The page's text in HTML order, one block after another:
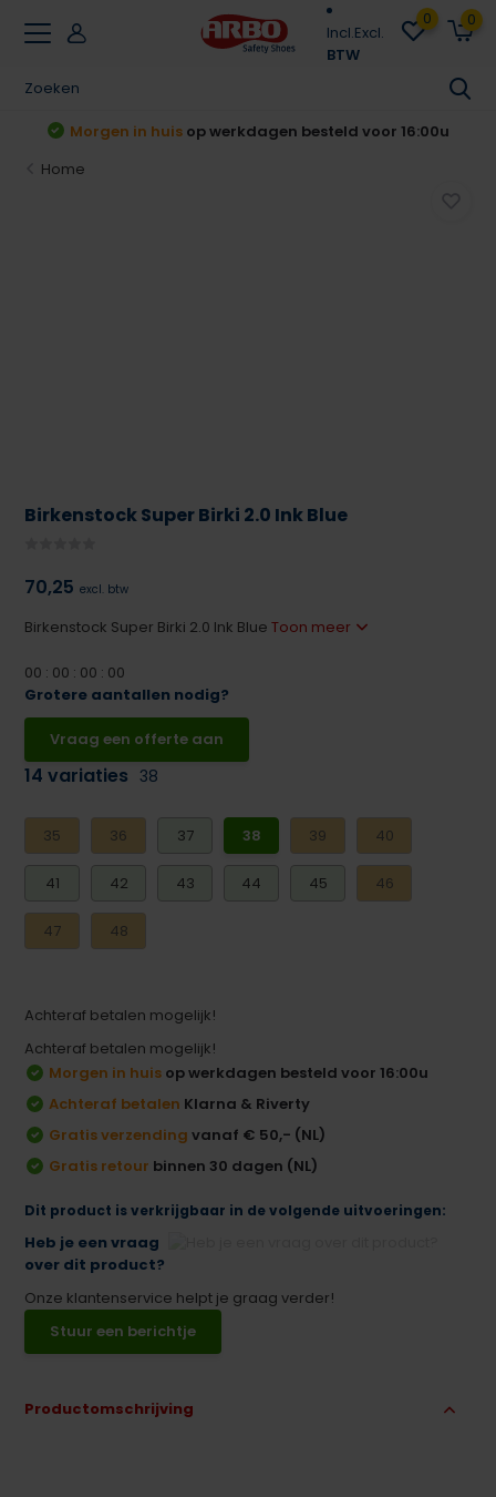
Incl.Excl.
BTW
0 0
Morgen in huis op werkdagen besteld voor 16:00u
Home
Birkenstock Super Birki 2.0 Ink Blue
70,25 excl. btw
Birkenstock Super Birki 2.0 Ink BlueToon meer
00 : 00 : 00 : 00
Grotere aantallen nodig?
Vraag een offerte aan
14 variaties 38
35 36 37 38 39 40
41 42 43 44 45 46
47 48
Achteraf betalen mogelijk!
Achteraf betalen mogelijk!
Morgen in huis op werkdagen besteld voor 16:00u
Achteraf betalen Klarna & Riverty
Gratis verzending vanaf € 50,- (NL)
Gratis retour binnen 30 dagen (NL)
Dit product is verkrijgbaar in de volgende uitvoeringen:
Heb je een vraag
over dit product?
Onze klantenservice helpt je graag verder!
Stuur een berichtje
Productomschrijving